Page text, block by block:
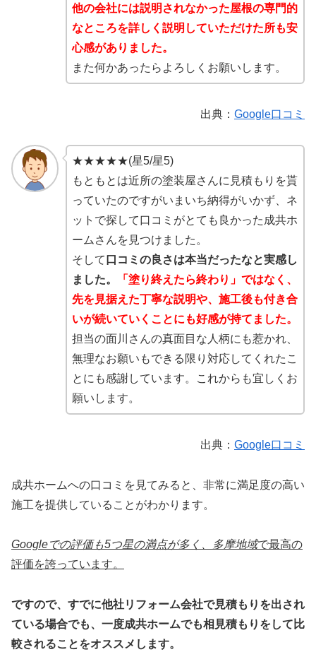
他の会社には説明されなかった屋根の専門的
なところを詳しく説明していただけた所も安
心感がありました。
また何かあったらよろしくお願いします。
出典： Google口コミ
★★★★★(星5/星5)
もともとは近所の塗装屋さんに見積もりを貰
っていたのですがいまいち納得がいかず、ネ
ットで探して口コミがとても良かった成共ホ
ームさんを見つけました。
そして 口コミの良さは本当だったなと実感し
ました。
「塗り終えたら終わり」ではなく、
先を見据えた丁寧な説明や、施工後も付き合
いが続いていくことにも好感が持てました。
担当の面川さんの真面目な人柄にも惹かれ、
無理なお願いもできる限り対応してくれたこ
とにも感謝しています。これからも宜しくお
願いします。
出典： Google口コミ
成共ホームへの口コミを見てみると、非常に満足度の高い
施工を提供していることがわかります。
Googleでの評価も5つ星の満点が多く、多摩地域で最高の
評価を誇っています。
ですので、すでに他社リフォーム会社で見積もりを出され
ている場合でも、一度成共ホームでも相見積もりをして比
較されることをオススメします。